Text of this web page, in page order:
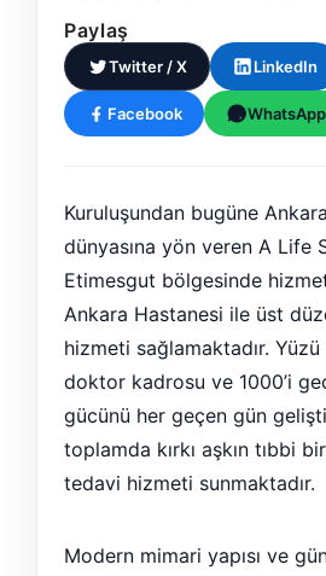
Paylaş
Twitter / X LinkedIn
Facebook WhatsApp
Kuruluşundan bugüne
dünyasına yön veren A Life
Etimesgut bölgesinde
Ankara Hastanesi ile üst
hizmeti sağlamaktadır.
doktor kadrosu ve 1000’i
gücünü her geçen gün
toplamda kırkı aşkın tıbbi
tedavi hizmeti sunmaktadır.
Modern mimari yapısı ve